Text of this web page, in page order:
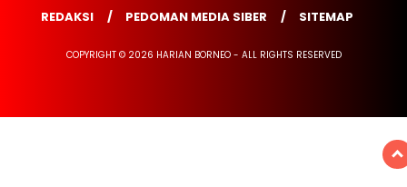
REDAKSI PEDOMAN MEDIA SIBER SITEMAP
COPYRIGHT © 2026 HARIAN BORNEO - ALL RIGHTS RESERVED